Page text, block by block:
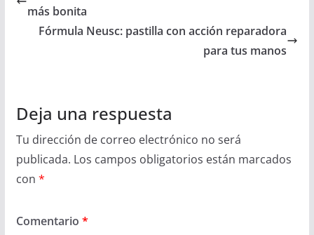
más bonita
Fórmula Neusc: pastilla con acción reparadora
para tus manos
Deja una respuesta
Tu dirección de correo electrónico no será
publicada. Los campos obligatorios están marcados
con *
Comentario *